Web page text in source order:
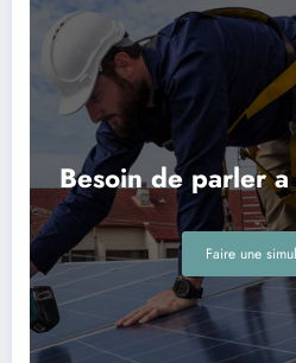
Besoin de parler
Faire une